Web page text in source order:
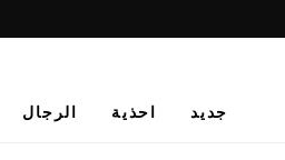
جديد احذية الرجال